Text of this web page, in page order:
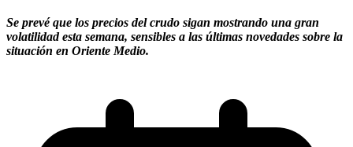
Se prevé que los precios del crudo sigan mostrando una gran
volatilidad esta semana, sensibles a las últimas novedades sobre la
situación en Oriente Medio.